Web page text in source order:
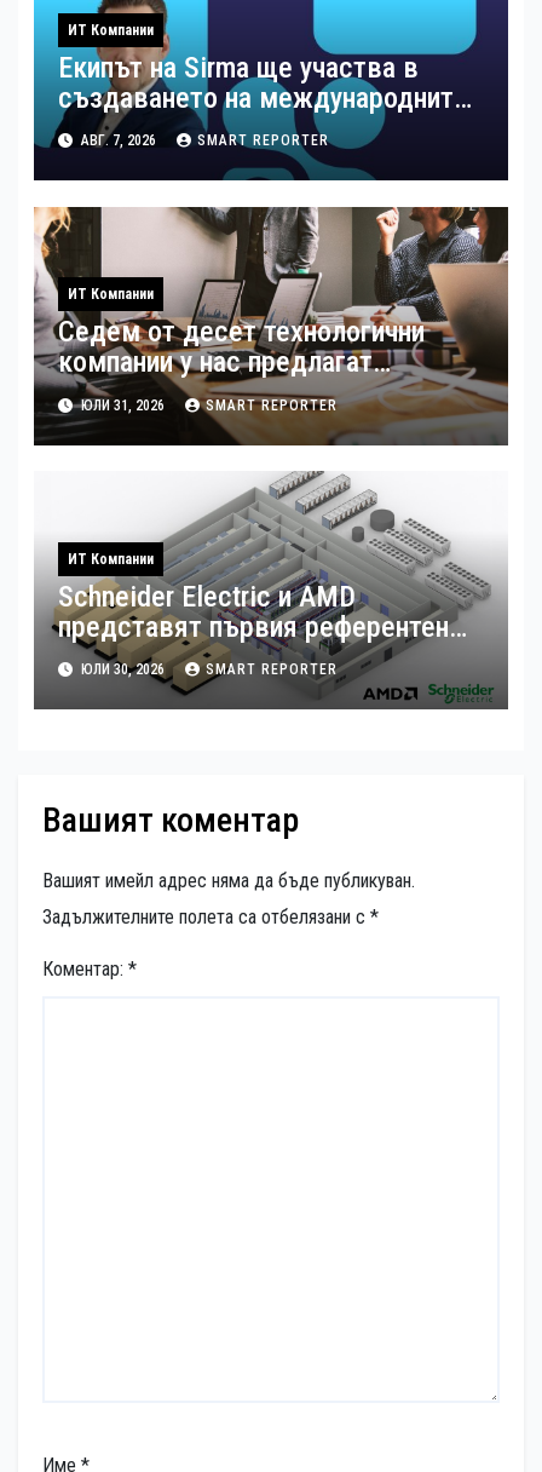
ИТ Компании
Екипът на Sirma ще участва в
създаването на международните
стандарти за навлизане на
изкуствен интелект в
хотелиерството
АВГ. 7, 2026 SMART REPORTER
ИТ Компании
Седем от десет технологични
компании у нас предлагат
хибридна работа
ЮЛИ 31, 2026 SMART REPORTER
ИТ Компании
Schneider Electric и AMD
представят първия референтен
дизайн на платформата Helios за
ускорено изграждане на фабрики
за ИИ
ЮЛИ 30, 2026 SMART REPORTER
Вашият коментар
Вашият имейл адрес няма да бъде публикуван.
Задължителните полета са отбелязани с *
Коментар: *
Име *